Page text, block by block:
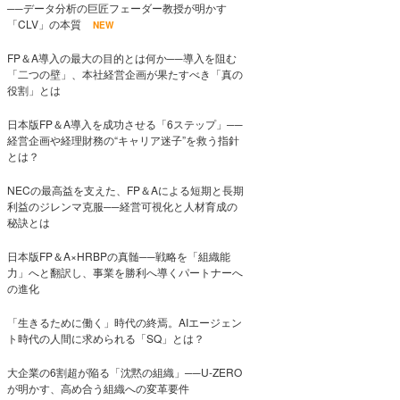
──データ分析の巨匠フェーダー教授が明かす
「CLV」の本質
NEW
FP＆A導入の最大の目的とは何か──導入を阻む
「二つの壁」、本社経営企画が果たすべき「真の
役割」とは
日本版FP＆A導入を成功させる「6ステップ」──
経営企画や経理財務の“キャリア迷子”を救う指針
とは？
NECの最高益を支えた、FP＆Aによる短期と長期
利益のジレンマ克服──経営可視化と人材育成の
秘訣とは
日本版FP＆A×HRBPの真髄──戦略を「組織能
力」へと翻訳し、事業を勝利へ導くパートナーへ
の進化
「生きるために働く」時代の終焉。AIエージェン
ト時代の人間に求められる「SQ」とは？
大企業の6割超が陥る「沈黙の組織」──U-ZERO
が明かす、高め合う組織への変革要件